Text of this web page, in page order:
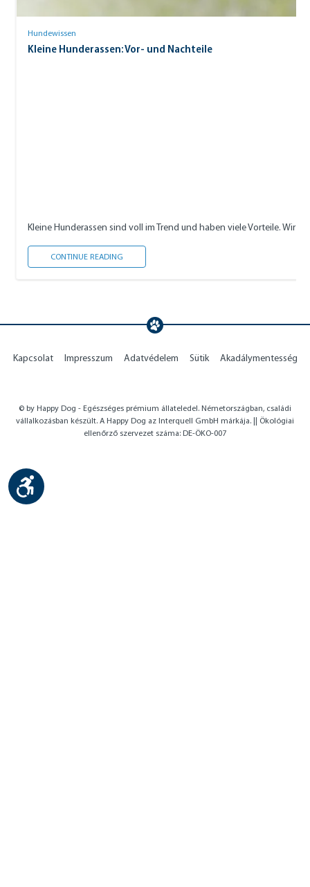
Hundewissen
Kleine Hunderassen: Vor- und Nachteile
Kleine Hunderassen sind voll im Trend und haben viele Vorteile. Wir
CONTINUE READING
Kapcsolat Impresszum Adatvédelem Sütik Akadálymentesség
© by Happy Dog - Egészséges prémium állateledel. Németországban, családi
vállalkozásban készült. A Happy Dog az Interquell GmbH márkája. || Ökológiai
ellenőrző szervezet száma: DE-ÖKO-007
Show toolbar